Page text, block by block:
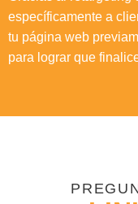
específicamente a
tu página web
para lograr que